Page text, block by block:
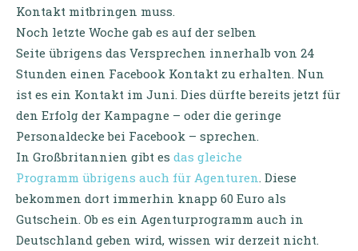
Kontakt mitbringen muss.
Noch letzte Woche gab es auf der selben
Seite übrigens das Versprechen innerhalb von 24
Stunden einen Facebook Kontakt zu erhalten. Nun
ist es ein Kontakt im Juni. Dies dürfte bereits jetzt für
den Erfolg der Kampagne – oder die geringe
Personaldecke bei Facebook – sprechen.
In Großbritannien gibt es das gleiche
Programm übrigens auch für Agenturen. Diese
bekommen dort immerhin knapp 60 Euro als
Gutschein. Ob es ein Agenturprogramm auch in
Deutschland geben wird, wissen wir derzeit nicht.